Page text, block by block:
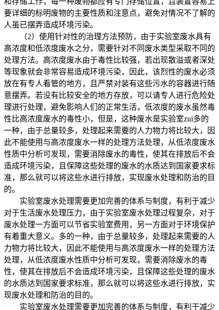
要详细的标明废物的主要性质和注意点，避免对情况不了解的
人虽已摆弄造成环境污染。
（2）使用针对性的治理方法预防，由于实验室废水具有
高浓度和低浓度废水之分，需要针对不同废水类型采取不同的
处理方法。高浓度废水由于毒性比较强，若出现散溢或者深处
等现象就会非常容易造成环境污染，因此，该烈性的废水必须
放在有专人看管的地方，且严禁对装有这些污水的容器进行随
意摆弄。若没有比较安全的地方存放，可以请专人进行危险处
理进行处理，避免影响人们的正常生活，低浓度的废水虽然毒
性比高浓度废水的毒性小，但是，这种废水是实验室zui多的
一种，由于总量较多，处理起来需要的人力物力将比较大，因
此不能使用与高浓度废水一样的处理方法处理，从低浓度废水
性质中分析可发现，需要消除废水的毒性，使其在排放后不会
造成环境污染，且保障这些处理的废水的水质达到国家要求标
准，那么就可以将这些水进行排放，实现废水处理和防治的目
的。
实验室废水处理需要更加完善的体系与制度，有利于减少
对于生活废水处理压力，由于实验室废水处理过程复杂，对于
废水处理一方面可以节省实验室费用，另一方面对于环境保护
有着重大意义。多的一种，由于总量较多，处理起来需要的人
力物力将比较大，因此不能使用与高浓度废水一样的处理方法
处理，从低浓度废水性质中分析可发现，需要消除废水的毒
性，使其在排放后不会造成环境污染，且保障这些处理的废水
的水质达到国家要求标准，那么就可以将这些水进行排放，实
现废水处理和防治的目的。
实验室废水处理需要更加完善的体系与制度，有利于减少